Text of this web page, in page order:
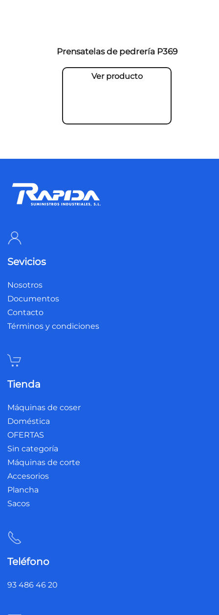
Prensatelas de pedrería P369
Ver producto
Sevicios
Nosotros
Documentos
Contacto
Términos y condiciones
Tienda
Máquinas de coser
Doméstica
OFERTAS
Sin categoría
Máquinas de corte
Accesorios
Plancha
Sacos
Teléfono
93 486 46 20